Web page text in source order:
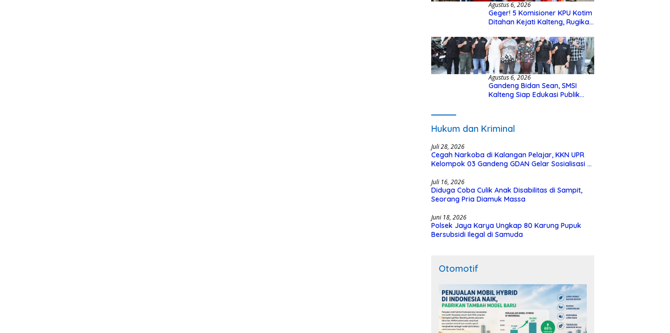
Agustus 6, 2026
Geger! 5 Komisioner KPU Kotim
Ditahan Kejati Kalteng, Rugikan
Hibah Rp40 Miliar
Agustus 6, 2026
Gandeng Bidan Sean, SMSI
Kalteng Siap Edukasi Publik
Hukum dan Kriminal
Juli 28, 2026
Cegah Narkoba di Kalangan Pelajar, KKN UPR
Kelompok 03 Gandeng GDAN Gelar Sosialisasi di
Juli 16, 2026
Diduga Coba Culik Anak Disabilitas di Sampit,
Seorang Pria Diamuk Massa
Juni 18, 2026
Polsek Jaya Karya Ungkap 80 Karung Pupuk
Bersubsidi Ilegal di Samuda
Otomotif